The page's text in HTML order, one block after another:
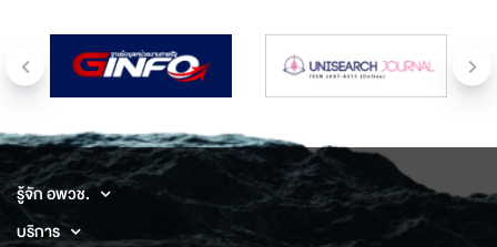
รู้จัก อพวช.
บริการ